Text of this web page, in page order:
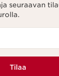
seuraavan
Tilaa